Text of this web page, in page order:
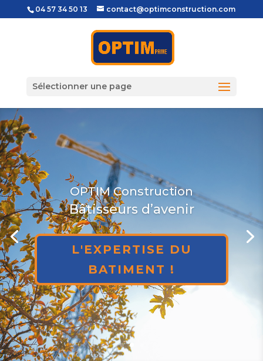
04 57 34 50 13 contact@optimconstruction.com
Sélectionner une page
Construction tout corps d’état
Spécialiste en coffrage de
dalles, maçonnerie gros
œuvres et pose de prémurs.
Constructions neuves et
rénovations pour
professionnels, institutions
publiques et particuliers
VOIR NOS
RÉALISATIONS !